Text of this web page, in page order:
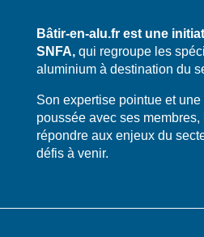
Bâtir-en-alu.fr est une
SNFA,qui regroupe les
aluminium à destination du
​​Son expertise pointue et
poussée avec ses
répondre aux enjeux du
défis à venir.